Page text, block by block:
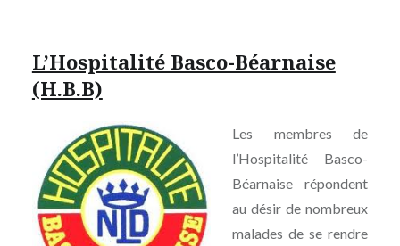
L’Hospitalité Basco-Béarnaise
(H.B.B)
Les membres de
l’Hospitalité Basco-
Béarnaise répondent
au désir de nombreux
malades de se rendre